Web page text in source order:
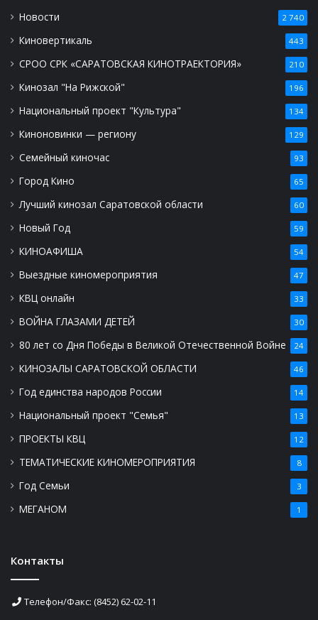
Новости 2 740
Киновертикаль 443
СРОО СРК «САРАТОВСКАЯ КИНОТРАЕКТОРИЯ» 210
Кинозал "На Рижской" 196
Национальный проект "Культура" 134
Киноновинки — региону 129
Семейный киночас 93
Город Кино 65
Лучший кинозал Саратовской области 60
Новый Год 59
КИНОАФИША 54
Выездные киномероприятия 47
КВЦ онлайн 33
ВОЙНА ГЛАЗАМИ ДЕТЕЙ 30
80 лет со Дня Победы в Великой Отечественной Войне 24
КИНОЗАЛЫ САРАТОВСКОЙ ОБЛАСТИ 46
Год единства народов России 14
Национальный проект "Семья" 13
ПРОЕКТЫ КВЦ 12
ТЕМАТИЧЕСКИЕ КИНОМЕРОПРИЯТИЯ 8
Год Семьи 3
МЕГАНОМ 1
Контакты
Телефон/Факс: (8452) 62-02-11